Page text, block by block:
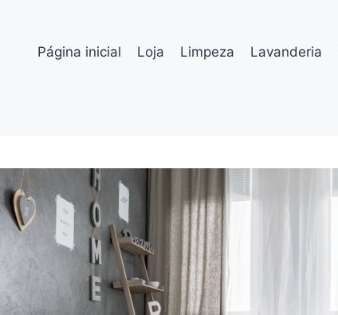
Página inicial Loja Limpeza Lavanderia